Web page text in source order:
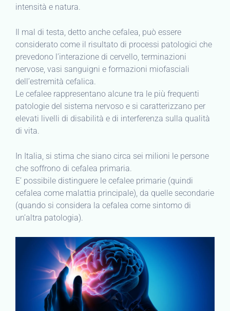
intensità e natura.
Il mal di testa, detto anche cefalea, può essere
considerato come il risultato di processi patologici che
prevedono l’interazione di cervello, terminazioni
nervose, vasi sanguigni e formazioni miofasciali
dell’estremità cefalica.
Le cefalee rappresentano alcune tra le più frequenti
patologie del sistema nervoso e si caratterizzano per
elevati livelli di disabilità e di interferenza sulla qualità
di vita.
In Italia, si stima che siano circa sei milioni le persone
che soffrono di cefalea primaria.
E’ possibile distinguere le cefalee primarie (quindi
cefalea come malattia principale), da quelle secondarie
(quando si considera la cefalea come sintomo di
un’altra patologia).